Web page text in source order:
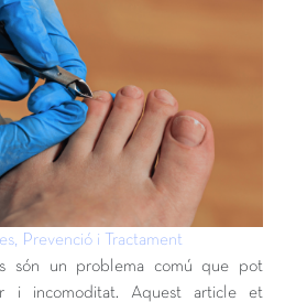
Prevenció i Tractament
són un problema comú que pot
i incomoditat. Aquest article et